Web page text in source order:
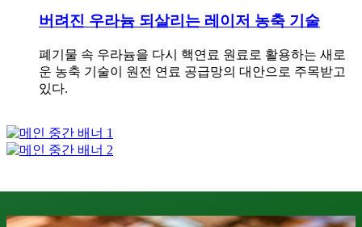
버려진 우라늄 되살리는 레이저 농축 기술
폐기물 속 우라늄을 다시 핵연료 원료로 활용하는 새로
운 농축 기술이 원전 연료 공급망의 대안으로 주목받고
있다.